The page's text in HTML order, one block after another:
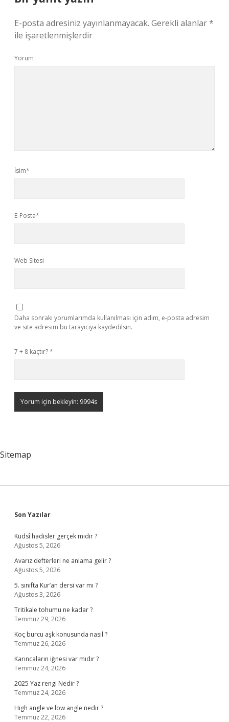
E-posta adresiniz yayınlanmayacak. Gerekli alanlar*
ile işaretlenmişlerdir
Yorum
İsim*
E-Posta*
Web Sitesi
Daha sonraki yorumlarımda kullanılması için adım, e-posta adresim
ve site adresim bu tarayıcıya kaydedilsin.
7 + 8 kaçtır?*
Sitemap
Sidebar
Son Yazılar
Kudsî hadisler gerçek midir ?
Ağustos 5, 2026
Avarız defterleri ne anlama gelir ?
Ağustos 5, 2026
5. sınıfta Kur’an dersi var mı ?
Ağustos 3, 2026
Tritikale tohumu ne kadar ?
Temmuz 29, 2026
Koç burcu aşk konusunda nasıl ?
Temmuz 26, 2026
Karıncaların iğnesi var mıdır ?
Temmuz 24, 2026
2025 Yaz rengi Nedir ?
Temmuz 24, 2026
High angle ve low angle nedir ?
Temmuz 22, 2026